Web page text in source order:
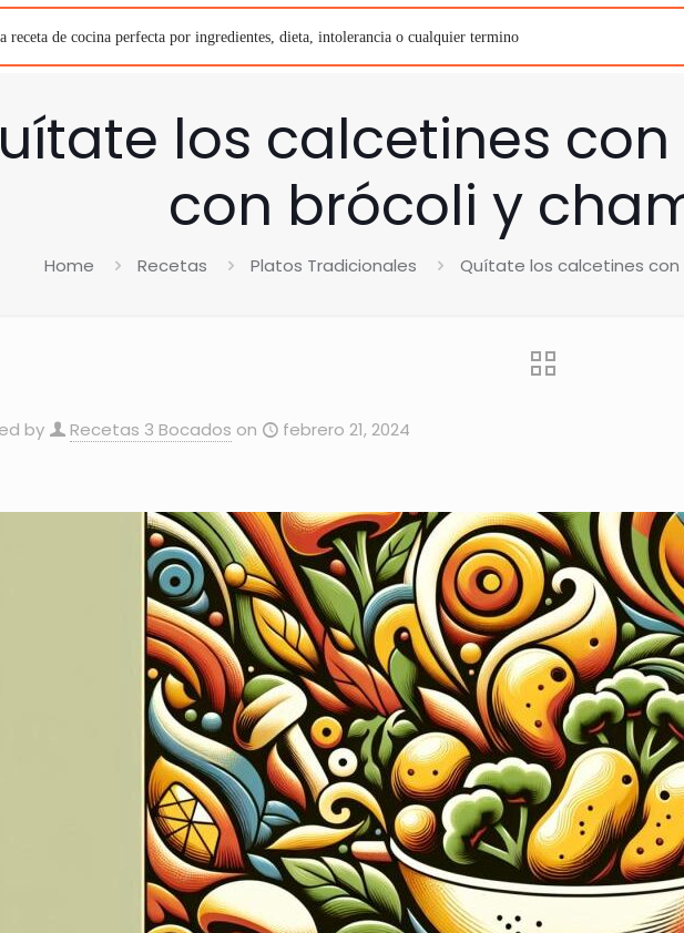
los calcetines
con brócoli y
Home Recetas Platos Tradicionales Quítate los calcetines
by Recetas 3 Bocados on febrero 21, 2024